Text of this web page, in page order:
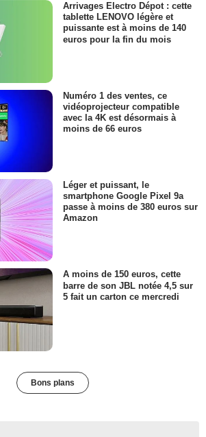
Arrivages Electro Dépot : cette
tablette LENOVO légère et
puissante est à moins de 140
euros pour la fin du mois
Numéro 1 des ventes, ce
vidéoprojecteur compatible
avec la 4K est désormais à
moins de 66 euros
Léger et puissant, le
smartphone Google Pixel 9a
passe à moins de 380 euros sur
Amazon
A moins de 150 euros, cette
barre de son JBL notée 4,5 sur
5 fait un carton ce mercredi
Bons plans